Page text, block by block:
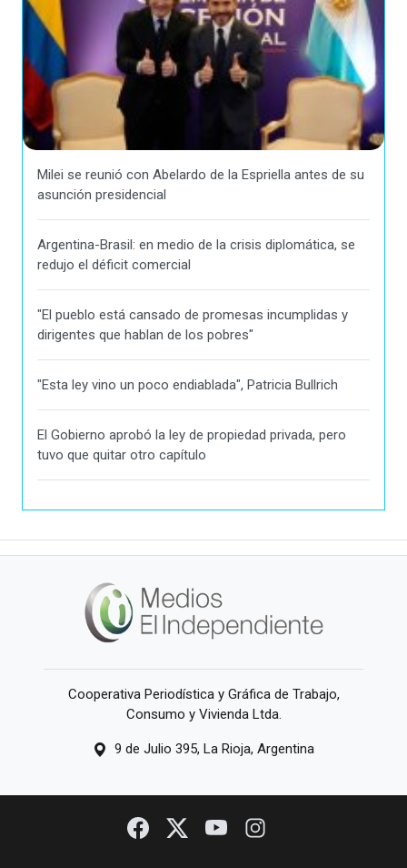
Milei se reunió con Abelardo de la Espriella antes de su
asunción presidencial
Argentina-Brasil: en medio de la crisis diplomática, se
redujo el déficit comercial
"El pueblo está cansado de promesas incumplidas y
dirigentes que hablan de los pobres"
"Esta ley vino un poco endiablada", Patricia Bullrich
El Gobierno aprobó la ley de propiedad privada, pero
tuvo que quitar otro capítulo
Cooperativa Periodística y Gráfica de Trabajo,
Consumo y Vivienda Ltda.
9 de Julio 395, La Rioja, Argentina